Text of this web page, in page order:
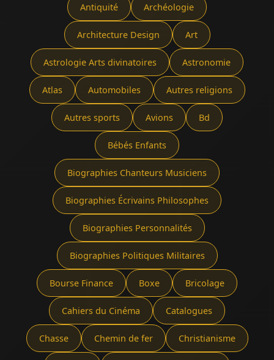
Antiquité Archéologie
Architecture Design Art
Astrologie Arts divinatoires Astronomie
Atlas Automobiles Autres religions
Autres sports Avions Bd
Bébés Enfants
Biographies Chanteurs Musiciens
Biographies Écrivains Philosophes
Biographies Personnalités
Biographies Politiques Militaires
Bourse Finance Boxe Bricolage
Cahiers du Cinéma Catalogues
Chasse Chemin de fer Christianisme